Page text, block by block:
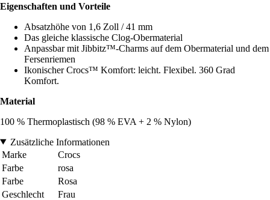
Eigenschaften und Vorteile
Absatzhöhe von 1,6 Zoll / 41 mm
Das gleiche klassische Clog-Obermaterial
Anpassbar mit Jibbitz™-Charms auf dem Obermaterial und dem
Fersenriemen
Ikonischer Crocs™ Komfort: leicht. Flexibel. 360 Grad
Komfort.
Material
100 % Thermoplastisch (98 % EVA + 2 % Nylon)
Zusätzliche Informationen
Marke
Crocs
Farbe
rosa
Farbe
Rosa
Geschlecht
Frau